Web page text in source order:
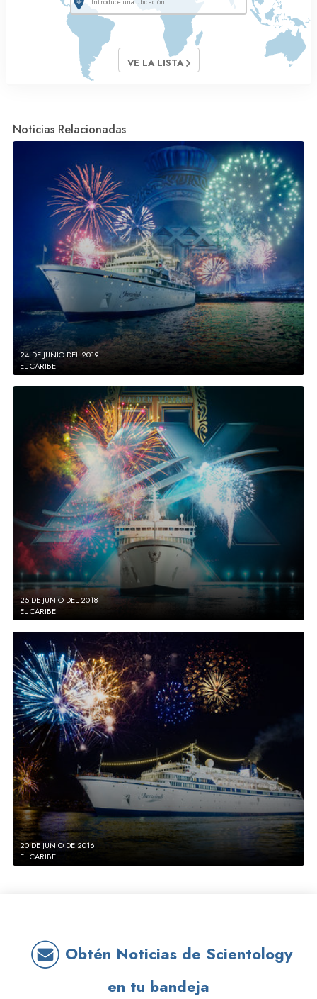
VE LA LISTA
Noticias Relacionadas
24 DE JUNIO DEL 2019
EL CARIBE
25 DE JUNIO DEL 2018
EL CARIBE
20 DE JUNIO DE 2016
EL CARIBE
Obtén Noticias de Scientology
en tu bandeja